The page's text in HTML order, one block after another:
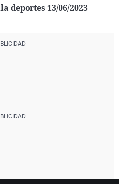
deportes 13/06/2023